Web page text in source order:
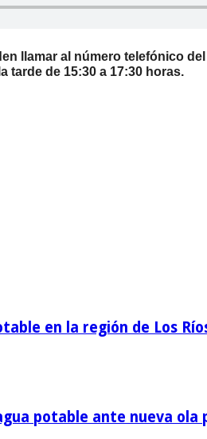
llamar al número telefónico
tarde de 15:30 a 17:30 horas.
en la región de Los
potable ante nueva ola